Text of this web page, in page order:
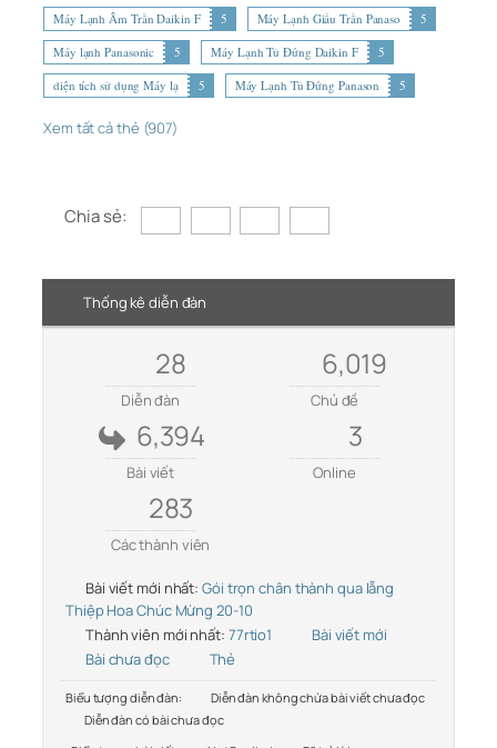
Máy Lạnh Âm Trần Daikin F
5 Máy Lạnh Giấu Trần Panaso
5
Máy lạnh Panasonic
5 Máy Lạnh Tủ Đứng Daikin F
5
diện tích sử dụng Máy lạ
5 Máy Lạnh Tủ Đứng Panason 5
Xem tất cả thẻ (907)
Chia sẻ:
Thống kê diễn đàn
28
Diễn đàn
6,019
Chủ đề
6,394
Bài viết
3
Online
283
Các thành viên
Bài viết mới nhất: Gói trọn chân thành qua lẵng
Thiệp Hoa Chúc Mừng 20-10
Thành viên mới nhất: 77rtio1
Bài viết mới
Bài chưa đọc
Thẻ
Biểu tượng diễn đàn:
Diễn đàn không chứa bài viết chưa đọc
Diễn đàn có bài chưa đọc